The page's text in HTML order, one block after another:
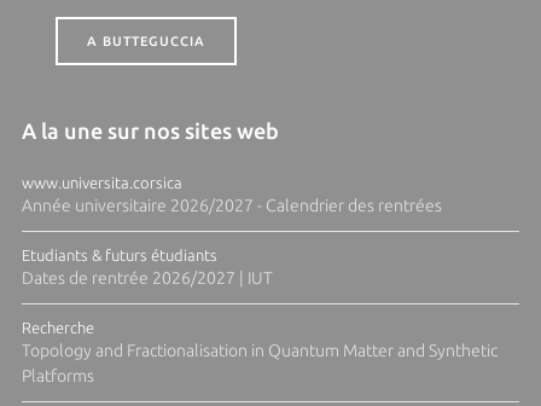
A BUTTEGUCCIA
A la une sur nos sites web
www.universita.corsica
Année universitaire 2026/2027 - Calendrier des rentrées
Etudiants & futurs étudiants
Dates de rentrée 2026/2027 | IUT
Recherche
Topology and Fractionalisation in Quantum Matter and Synthetic
Platforms